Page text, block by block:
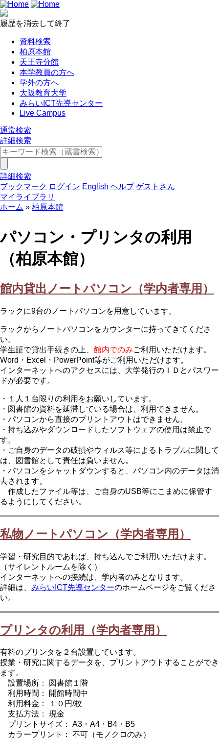
履歴を消去して終了
資料検索
柏原本館
天王寺分館
本学教員の方へ
学外の方へ
大阪教育大学
みらいICT先導センター
Live Campus
通常検索
詳細検索
詳細検索
ブックマーク ログイン English ヘルプ ゲストさん
マイライブラリ
ホーム
柏原本館
パソコン・プリンタの利用
（柏原本館）
館内貸出ノートパソコン（学内者専用）
ラックに9台のノートパソコンを用意しています。
ラックからノートパソコンをカウンターに持ってきてくださ
い。
学生証で貸出手続きの上、 館内でのみご利用いただけます。
Word・Excel・PowerPoint等がご利用いただけます。
インターネットへのアクセスには、大学発行のＩＤとパスワー
ドが必要です。
・１人１台限りの利用をお願いしています。
・図書館の資料を延滞している場合は、利用できません。
・パソコンから直接のプリントアウトはできません。
・持ち込みやダウンロードしたソフトウェアの使用は禁止で
す。
・ご自身のデータの破損やウィルス等によるトラブルに関して
は、図書館として責任は負いません。
・パソコンをシャットダウンすると、パソコン内のデータは消
去されます。
作成したファイル等は、ご自身のUSB等にこまめに保管す
るようにしてください。
私物ノートパソコン（学内者専用）
学習・研究目的であれば、持ち込んでご利用いただけます。
（サイレントルームを除く）
インターネットへの接続は、学内者のみとなります。
詳細は、 みらいICT先導センターのホームページをご覧くださ
い。
プリンタの利用（学内者専用）
有料のプリンタを２台設置しています。
授業・研究に関するデータを、プリントアウトすることができ
ます。
設置場所： 図書館１階
利用時間： 開館時間中
利用料金： １０円/枚
支払方法： 現金
プリントサイズ： A3・A4・B4・B5
カラープリント： 不可（モノクロのみ）